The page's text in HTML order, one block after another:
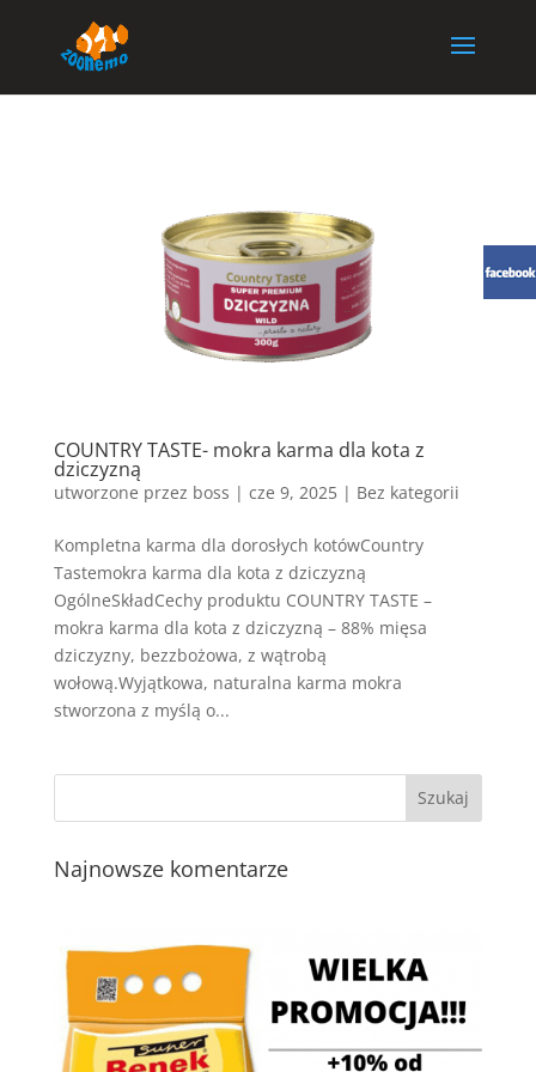
COUNTRY TASTE- mokra karma dla kota z
dziczyzną
utworzone przez boss | cze 9, 2025| Bez kategorii
Kompletna karma dla dorosłych kotówCountry
Tastemokra karma dla kota z dziczyzną
OgólneSkładCechy produktu COUNTRY TASTE –
mokra karma dla kota z dziczyzną – 88% mięsa
dziczyzny, bezzbożowa, z wątrobą
wołową.Wyjątkowa, naturalna karma mokra
stworzona z myślą o...
Najnowsze komentarze